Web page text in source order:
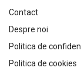
Contact
Despre noi
Politica de
Politica de cookies